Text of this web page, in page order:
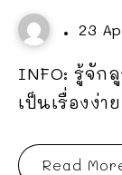
23
INFO: รู้จัก
เป็นเรื่องง่า
Read